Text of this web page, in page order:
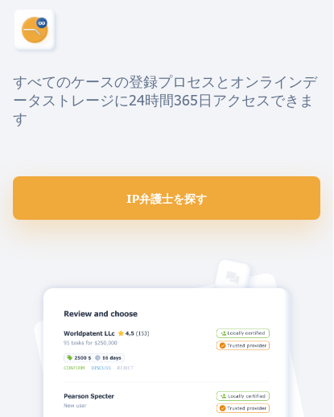
すべてのケースの登録プロセスとオンラインデ
ータストレージに24時間365日アクセスできま
す
IP弁護士を探す